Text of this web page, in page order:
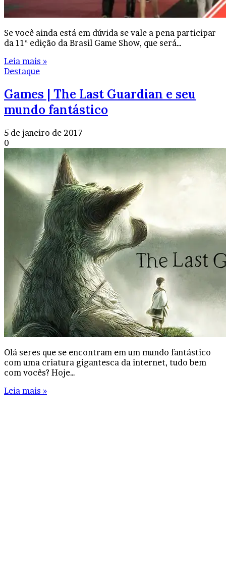
Se você ainda está em dúvida se vale a pena participar
da 11ª edição da Brasil Game Show, que será…
Leia mais »
Destaque
Games | The Last Guardian e seu
mundo fantástico
5 de janeiro de 2017
0
Olá seres que se encontram em um mundo fantástico
com uma criatura gigantesca da internet, tudo bem
com vocês? Hoje…
Leia mais »